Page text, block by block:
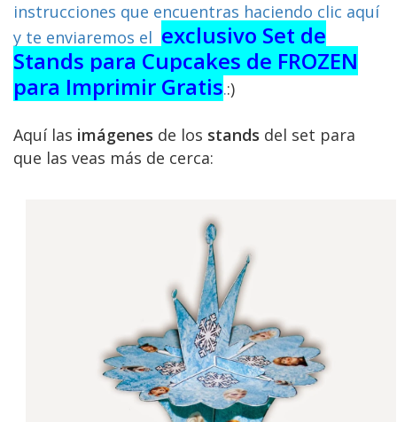
instrucciones que encuentras haciendo clic aquí
y te enviaremos el exclusivo Set de
Stands para Cupcakes de FROZEN
para Imprimir Gratis.:)
Aquí las imágenes de los stands del set para
que las veas más de cerca: